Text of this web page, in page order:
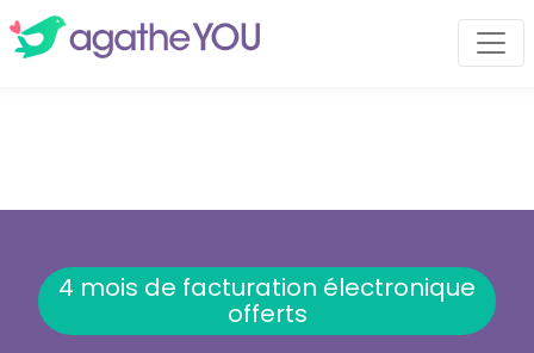
4 mois de facturation électronique
offerts